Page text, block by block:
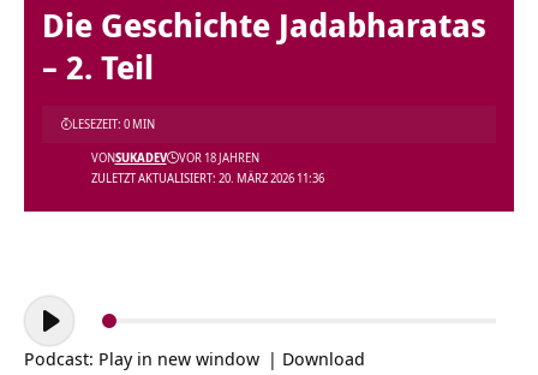
Die Geschichte Jadabharatas
– 2. Teil
ZULETZT AKTUALISIERT: 20. MÄRZ 2026 11:36
VONSUKADEV VOR 18 JAHREN
LESEZEIT: 0 MIN
Audio-
Player
Podcast: Play in new window | Download